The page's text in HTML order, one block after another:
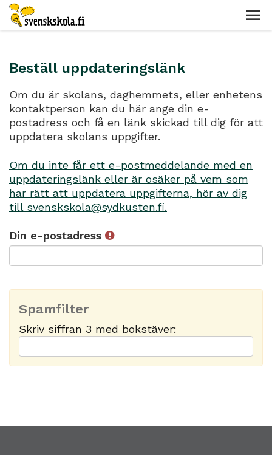
Beställ uppdateringslänk
Om du är skolans, daghemmets, eller enhetens
kontaktperson kan du här ange din e-
postadress och få en länk skickad till dig för att
uppdatera skolans uppgifter.
Om du inte får ett e-postmeddelande med en
uppdateringslänk eller är osäker på vem som
har rätt att uppdatera uppgifterna, hör av dig
till svenskskola@sydkusten.fi.
Din e-postadress
Spamfilter
Skriv siffran 3 med bokstäver: